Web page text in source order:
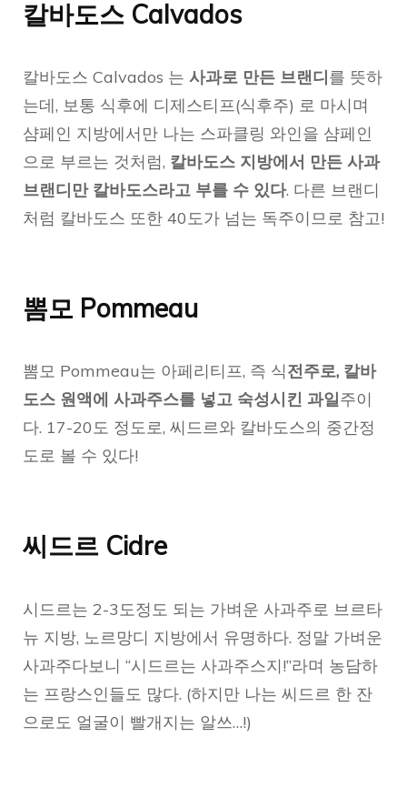
칼바도스 Calvados
칼바도스 Calvados 는 사과로 만든 브랜디를 뜻하
는데, 보통 식후에 디제스티프(식후주) 로 마시며
샴페인 지방에서만 나는 스파클링 와인을 샴페인
으로 부르는 것처럼, 칼바도스 지방에서 만든 사과
브랜디만 칼바도스라고 부를 수 있다. 다른 브랜디
처럼 칼바도스 또한 40도가 넘는 독주이므로 참고!
뽐모 Pommeau
뽐모 Pommeau는 아페리티프, 즉 식전주로, 칼바
도스 원액에 사과주스를 넣고 숙성시킨 과일주이
다. 17-20도 정도로, 씨드르와 칼바도스의 중간정
도로 볼 수 있다!
씨드르 Cidre
시드르는 2-3도정도 되는 가벼운 사과주로 브르타
뉴 지방, 노르망디 지방에서 유명하다. 정말 가벼운
사과주다보니 “시드르는 사과주스지!”라며 농담하
는 프랑스인들도 많다. (하지만 나는 씨드르 한 잔
으로도 얼굴이 빨개지는 알쓰…!)